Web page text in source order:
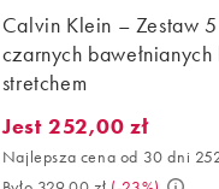
Calvin Klein – Zestaw
czarnych
stretchem
Jest 252,00 zł. Najlepsza
Jest 252,00 zł
Najlepsza cena od 30 dni